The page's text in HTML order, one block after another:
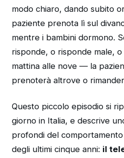
modo chiaro, dando subito
paziente prenota lì sul
mentre i bambini dormono.
risponde, o risponde male,
mattina alle nove — la
prenoterà altrove o
Questo piccolo episodio si
giorno in Italia, e descrive
profondi del
degli ultimi cinque anni: il